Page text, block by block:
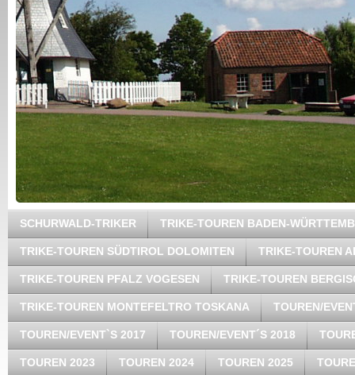
SCHURWALD-TRIKER TRIKE-TOUREN BADEN-
TRIKE-TOUREN SÜDTIROL DOLOMITEN TRIKE-TOUREN
TRIKE-TOUREN PFALZ VOGESEN TRIKE-TOUREN
TRIKE-TOUREN MONTEFELTRO TOSKANA TOUREN/
TOUREN/EVENT`S 2017 TOUREN/EVENT´S 2018
TOUREN 2023 TOUREN 2024 TOUREN 2025